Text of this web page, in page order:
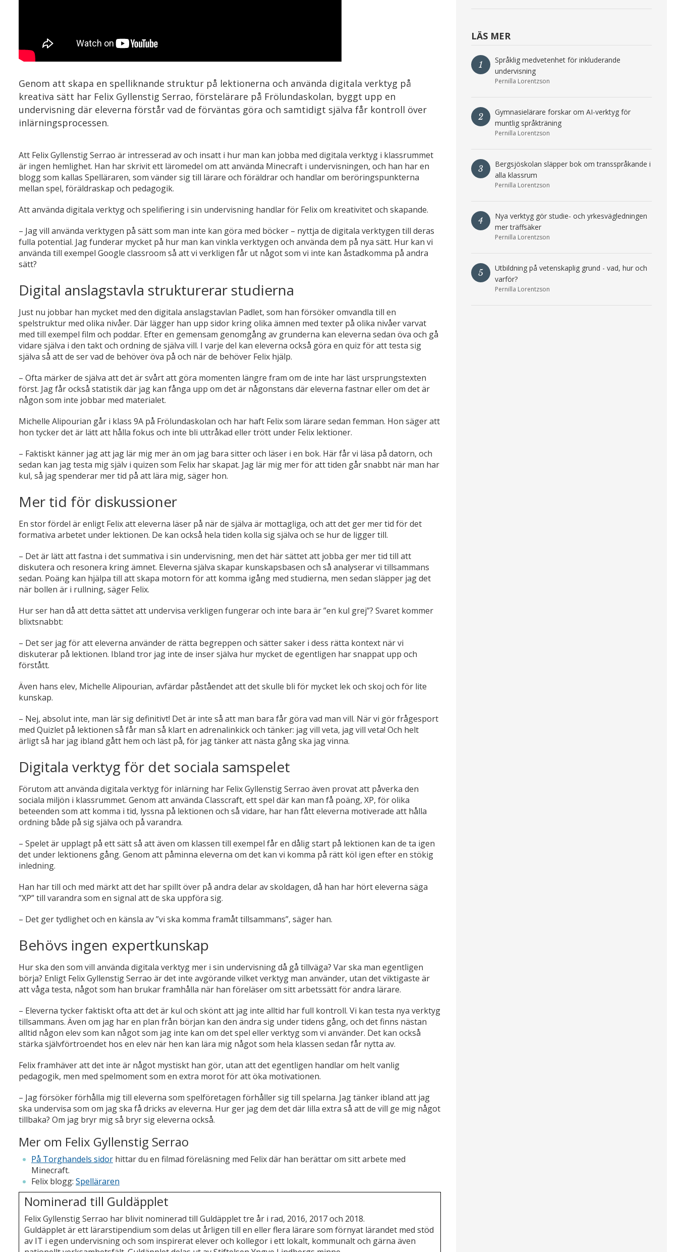
Genom att skapa en spelliknande struktur på lektionerna och använda digitala verktyg på
kreativa sätt har Felix Gyllenstig Serrao, förstelärare på Frölundaskolan, byggt upp en
undervisning där eleverna förstår vad de förväntas göra och samtidigt själva får kontroll över
inlärningsprocessen.
Att Felix Gyllenstig Serrao är intresserad av och insatt i hur man kan jobba med digitala verktyg i klassrummet
är ingen hemlighet. Han har skrivit ett läromedel om att använda Minecraft i undervisningen, och han har en
blogg som kallas Spelläraren, som vänder sig till lärare och föräldrar och handlar om beröringspunkterna
mellan spel, föräldraskap och pedagogik.
Att använda digitala verktyg och spelifiering i sin undervisning handlar för Felix om kreativitet och skapande.
– Jag vill använda verktygen på sätt som man inte kan göra med böcker – nyttja de digitala verktygen till deras
fulla potential. Jag funderar mycket på hur man kan vinkla verktygen och använda dem på nya sätt. Hur kan vi
använda till exempel Google classroom så att vi verkligen får ut något som vi inte kan åstadkomma på andra
sätt?
Digital anslagstavla strukturerar studierna
Just nu jobbar han mycket med den digitala anslagstavlan Padlet, som han försöker omvandla till en
spelstruktur med olika nivåer. Där lägger han upp sidor kring olika ämnen med texter på olika nivåer varvat
med till exempel film och poddar. Efter en gemensam genomgång av grunderna kan eleverna sedan öva och gå
vidare själva i den takt och ordning de själva vill. I varje del kan eleverna också göra en quiz för att testa sig
själva så att de ser vad de behöver öva på och när de behöver Felix hjälp.
– Ofta märker de själva att det är svårt att göra momenten längre fram om de inte har läst ursprungstexten
först. Jag får också statistik där jag kan fånga upp om det är någonstans där eleverna fastnar eller om det är
någon som inte jobbar med materialet.
Michelle Alipourian går i klass 9A på Frölundaskolan och har haft Felix som lärare sedan femman. Hon säger att
hon tycker det är lätt att hålla fokus och inte bli uttråkad eller trött under Felix lektioner.
– Faktiskt känner jag att jag lär mig mer än om jag bara sitter och läser i en bok. Här får vi läsa på datorn, och
sedan kan jag testa mig själv i quizen som Felix har skapat. Jag lär mig mer för att tiden går snabbt när man har
kul, så jag spenderar mer tid på att lära mig, säger hon.
Mer tid för diskussioner
En stor fördel är enligt Felix att eleverna läser på när de själva är mottagliga, och att det ger mer tid för det
formativa arbetet under lektionen. De kan också hela tiden kolla sig själva och se hur de ligger till.
– Det är lätt att fastna i det summativa i sin undervisning, men det här sättet att jobba ger mer tid till att
diskutera och resonera kring ämnet. Eleverna själva skapar kunskapsbasen och så analyserar vi tillsammans
sedan. Poäng kan hjälpa till att skapa motorn för att komma igång med studierna, men sedan släpper jag det
när bollen är i rullning, säger Felix.
Hur ser han då att detta sättet att undervisa verkligen fungerar och inte bara är ”en kul grej”? Svaret kommer
blixtsnabbt:
– Det ser jag för att eleverna använder de rätta begreppen och sätter saker i dess rätta kontext när vi
diskuterar på lektionen. Ibland tror jag inte de inser själva hur mycket de egentligen har snappat upp och
förstått.
Även hans elev, Michelle Alipourian, avfärdar påståendet att det skulle bli för mycket lek och skoj och för lite
kunskap.
– Nej, absolut inte, man lär sig definitivt! Det är inte så att man bara får göra vad man vill. När vi gör frågesport
med Quizlet på lektionen så får man så klart en adrenalinkick och tänker: jag vill veta, jag vill veta! Och helt
ärligt så har jag ibland gått hem och läst på, för jag tänker att nästa gång ska jag vinna.
Digitala verktyg för det sociala samspelet
Förutom att använda digitala verktyg för inlärning har Felix Gyllenstig Serrao även provat att påverka den
sociala miljön i klassrummet. Genom att använda Classcraft, ett spel där kan man få poäng, XP, för olika
beteenden som att komma i tid, lyssna på lektionen och så vidare, har han fått eleverna motiverade att hålla
ordning både på sig själva och på varandra.
– Spelet är upplagt på ett sätt så att även om klassen till exempel får en dålig start på lektionen kan de ta igen
det under lektionens gång. Genom att påminna eleverna om det kan vi komma på rätt köl igen efter en stökig
inledning.
Han har till och med märkt att det har spillt över på andra delar av skoldagen, då han har hört eleverna säga
”XP” till varandra som en signal att de ska uppföra sig.
– Det ger tydlighet och en känsla av ”vi ska komma framåt tillsammans”, säger han.
Behövs ingen expertkunskap
Hur ska den som vill använda digitala verktyg mer i sin undervisning då gå tillväga? Var ska man egentligen
börja? Enligt Felix Gyllenstig Serrao är det inte avgörande vilket verktyg man använder, utan det viktigaste är
att våga testa, något som han brukar framhålla när han föreläser om sitt arbetssätt för andra lärare.
– Eleverna tycker faktiskt ofta att det är kul och skönt att jag inte alltid har full kontroll. Vi kan testa nya verktyg
tillsammans. Även om jag har en plan från början kan den ändra sig under tidens gång, och det finns nästan
alltid någon elev som kan något som jag inte kan om det spel eller verktyg som vi använder. Det kan också
stärka självförtroendet hos en elev när hen kan lära mig något som hela klassen sedan får nytta av.
Felix framhäver att det inte är något mystiskt han gör, utan att det egentligen handlar om helt vanlig
pedagogik, men med spelmoment som en extra morot för att öka motivationen.
– Jag försöker förhålla mig till eleverna som spelföretagen förhåller sig till spelarna. Jag tänker ibland att jag
ska undervisa som om jag ska få dricks av eleverna. Hur ger jag dem det där lilla extra så att de vill ge mig något
tillbaka? Om jag bryr mig så bryr sig eleverna också.
Mer om Felix Gyllenstig Serrao
På Torghandels sidor hittar du en filmad föreläsning med Felix där han berättar om sitt arbete med
Minecraft.
Felix blogg: Spelläraren
Nominerad till Guldäpplet
Felix Gyllenstig Serrao har blivit nominerad till Guldäpplet tre år i rad, 2016, 2017 och 2018.
Guldäpplet är ett lärarstipendium som delas ut årligen till en eller flera lärare som förnyat lärandet med stöd
av IT i egen undervisning och som inspirerat elever och kollegor i ett lokalt, kommunalt och gärna även
LÄS MER
1
Språklig medvetenhet för inkluderande
undervisning
Pernilla Lorentzson
2
Gymnasielärare forskar om AI-verktyg för
muntlig språkträning
Pernilla Lorentzson
3
Bergsjöskolan släpper bok om transspråkande i
alla klassrum
Pernilla Lorentzson
4
Nya verktyg gör studie- och yrkesvägledningen
mer träffsäker
Pernilla Lorentzson
5
Utbildning på vetenskaplig grund - vad, hur och
varför?
Pernilla Lorentzson